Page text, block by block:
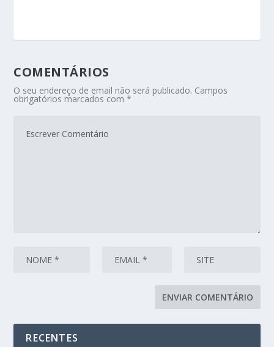
COMENTÁRIOS
O seu endereço de email não será publicado. Campos
obrigatórios marcados com*
RECENTES